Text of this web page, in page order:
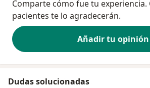
Comparte cómo fue tu experiencia.
pacientes te lo agradecerán.
Añadir tu opinión
Dudas solucionadas